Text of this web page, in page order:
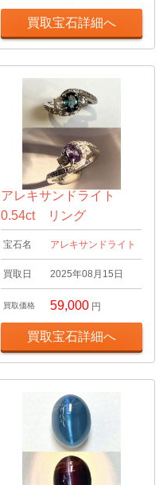
買取宝石詳細へ
アレキサンドライト
0.54ct リング
宝石名 アレキサンドライト
買取日 2025年08月15日
買取価格 59,000 円
買取宝石詳細へ